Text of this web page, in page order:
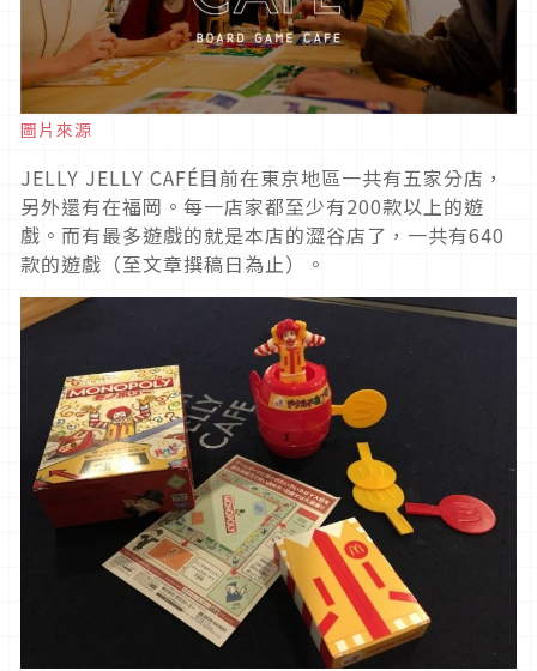
圖片來源
JELLY JELLY CAFÉ目前在東京地區一共有五家分店，
另外還有在福岡。每一店家都至少有200款以上的遊
戲。而有最多遊戲的就是本店的澀谷店了，一共有640
款的遊戲（至文章撰稿日為止）。